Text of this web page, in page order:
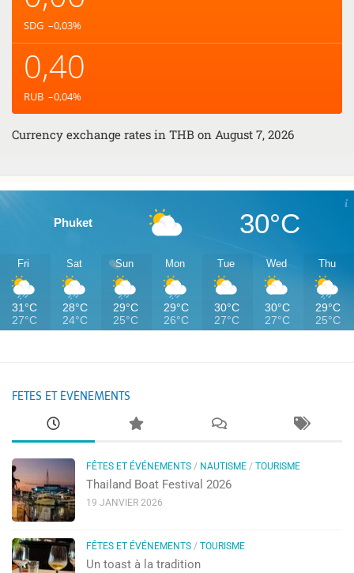
SDG –0,03%
0,40
RUB –0,04%
Currency exchange rates in THB on August 7, 2026
Phuket 30°C
Fri
31°C
27°C
Sat
28°C
24°C
Sun
29°C
25°C
Mon
29°C
26°C
Tue
30°C
27°C
Wed
30°C
27°C
Thu
29°C
25°C
FÊTES ET ÉVÉNEMENTS
FÊTES ET ÉVÉNEMENTS / NAUTISME / TOURISME
Thailand Boat Festival 2026
19 JANVIER 2026
FÊTES ET ÉVÉNEMENTS / TOURISME
Un toast à la tradition